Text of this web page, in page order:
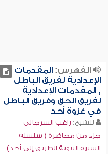
الفهرس:المقدمات
الإعدادية لفريق الباطل
, المقدمات الإعدادية
لفريق الحق وفريق الباطل
في غزوة أحد
للشيخ: راغب السرجاني
جزء من محاضرة ( سلسلة
السيرة النبوية الطريق إلى أحد)